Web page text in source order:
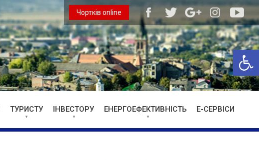
Чортків online
ТУРИСТУ ІНВЕСТОРУ ЕНЕРГОЕФЕКТИВНІСТЬ Е-СЕРВІСИ